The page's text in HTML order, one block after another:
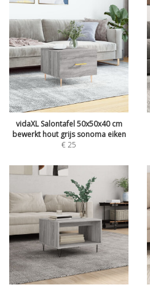
vidaXL Salontafel 50x50x40 cm
bewerkt hout grijs sonoma eiken
€25